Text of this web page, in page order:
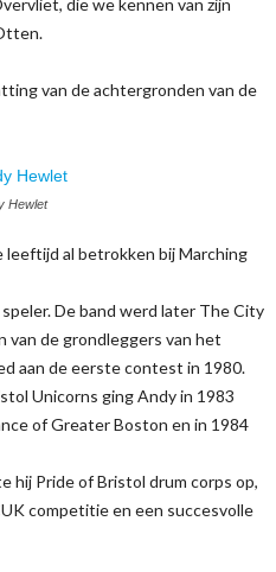
van de achtergronden van de
Hewlet
leeftijd al betrokken bij Marching
De band werd later The City
van de grondleggers van het
aan de eerste contest in 1980.
Unicorns ging Andy in 1983
of Greater Boston en in 1984
hij Pride of Bristol drum corps op,
competitie en een succesvolle